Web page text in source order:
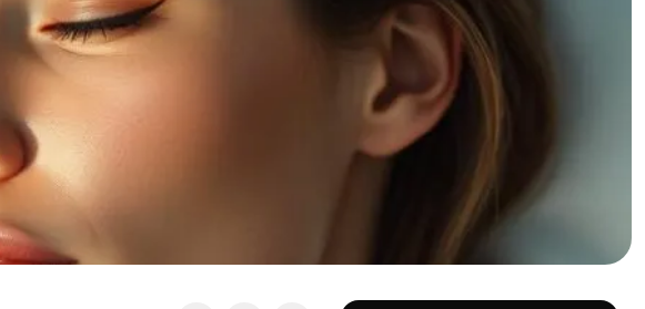
ESTOY DE ACUERDO CON LA
POLÍTICA DE